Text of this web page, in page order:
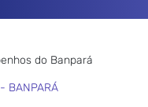
do Banpará
- BANPARÁ